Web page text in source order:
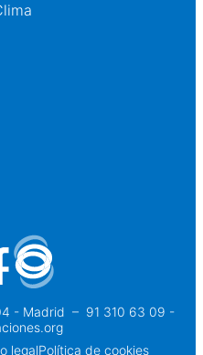
- Madrid – 91 310 63 09 -
legalPolítica de cookies